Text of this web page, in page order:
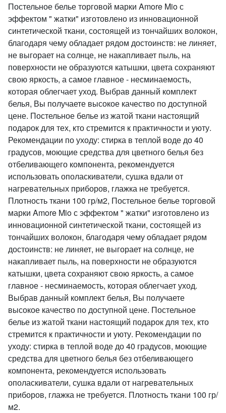
Постельное белье торговой марки Amore Mio с
эффектом " жатки" изготовлено из инновационной
синтетической ткани, состоящей из тончайших волокон,
благодаря чему обладает рядом достоинств: не линяет,
не выгорает на солнце, не накапливает пыль, на
поверхности не образуются катышки, цвета сохраняют
свою яркость, а самое главное - несминаемость,
которая облегчает уход. Выбрав данный комплект
белья, Вы получаете высокое качество по доступной
цене. Постельное белье из жатой ткани настоящий
подарок для тех, кто стремится к практичности и уюту.
Рекомендации по уходу: стирка в теплой воде до 40
градусов, моющие средства для цветного белья без
отбеливающего компонента, рекомендуется
использовать ополаскиватели, сушка вдали от
нагревательных приборов, глажка не требуется.
Плотность ткани 100 гр/м2, Постельное белье торговой
марки Amore Mio с эффектом " жатки" изготовлено из
инновационной синтетической ткани, состоящей из
тончайших волокон, благодаря чему обладает рядом
достоинств: не линяет, не выгорает на солнце, не
накапливает пыль, на поверхности не образуются
катышки, цвета сохраняют свою яркость, а самое
главное - несминаемость, которая облегчает уход.
Выбрав данный комплект белья, Вы получаете
высокое качество по доступной цене. Постельное
белье из жатой ткани настоящий подарок для тех, кто
стремится к практичности и уюту. Рекомендации по
уходу: стирка в теплой воде до 40 градусов, моющие
средства для цветного белья без отбеливающего
компонента, рекомендуется использовать
ополаскиватели, сушка вдали от нагревательных
приборов, глажка не требуется. Плотность ткани 100 гр/
м2.